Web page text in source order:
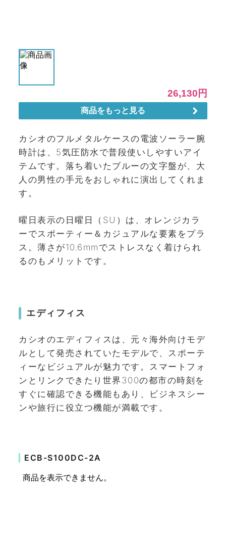
カシオのフルメタルケースの電波ソーラー腕
時計は、5気圧防水で普段使いしやすいアイ
テムです。落ち着いたブルーの文字盤が、大
人の男性の手元をおしゃれに演出してくれま
す。
曜日表示の日曜日（SU）は、オレンジカラ
ーでスポーティー＆カジュアルな要素をプラ
ス。薄さが10.6mmでストレスなく着けられ
るのもメリットです。
エディフィス
カシオのエディフィスは、元々海外向けモデ
ルとして発売されていたモデルで、スポーテ
ィーなビジュアルが魅力です。スマートフォ
ンとリンクできたり世界300の都市の時刻を
すぐに確認できる機能もあり、ビジネスシー
ンや旅行に役立つ機能が満載です。
ECB-S100DC-2A